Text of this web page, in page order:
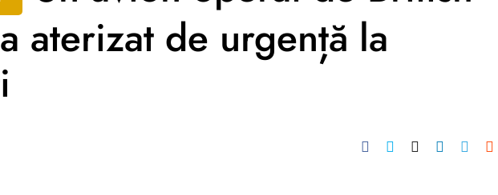
aterizat de urgență la